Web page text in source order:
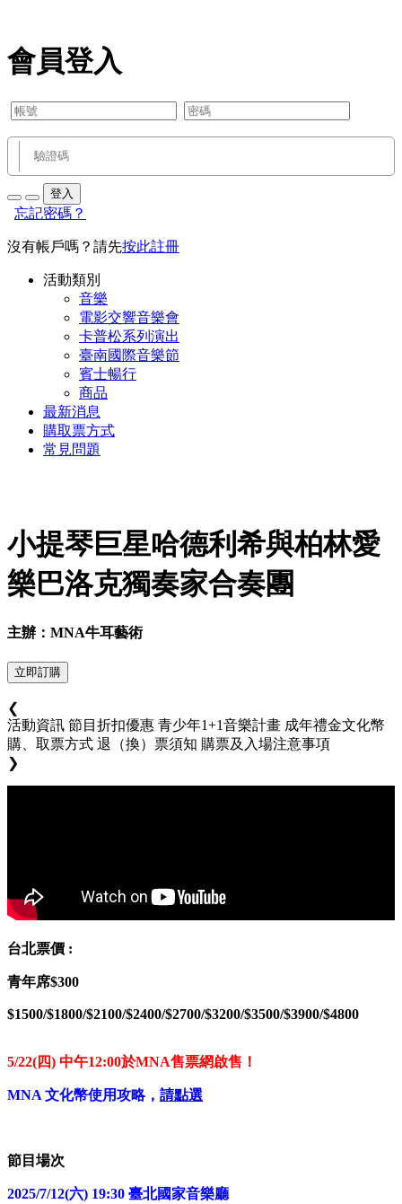
會員登入
登入
忘記密碼？
沒有帳戶嗎？請先按此註冊
活動類別
音樂
電影交響音樂會
卡普松系列演出
臺南國際音樂節
賓士暢行
商品
最新消息
購取票方式
常見問題
小提琴巨星哈德利希與柏林愛
樂巴洛克獨奏家合奏團
主辦：MNA牛耳藝術
立即訂購
❮
活動資訊 節目折扣優惠 青少年1+1音樂計畫 成年禮金文化幣
購、取票方式 退（換）票須知 購票及入場注意事項
❯
台北票價 :
青年席$300
$1500/$1800/$2100/$2400/$2700/$3200/$3500/$3900/$4800
5/22(四) 中午12:00於MNA售票網啟售！
MNA 文化幣使用攻略， 請點選
節目場次
2025/7/12(六) 19:30 臺北國家音樂廳